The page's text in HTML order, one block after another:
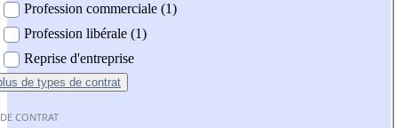
Profession commerciale (1)
Profession libérale (1)
Reprise d'entreprise
de types de contrat
CONTRAT